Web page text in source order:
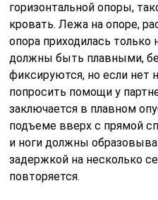
горизонтальной опоры,
кровать. Лежа на опоре,
опора приходилась
должны быть плавными,
фиксируются, но если нет
попросить помощи у
заключается в плавном
подъеме вверх с прямой
и ноги должны
задержкой на несколько
повторяется.